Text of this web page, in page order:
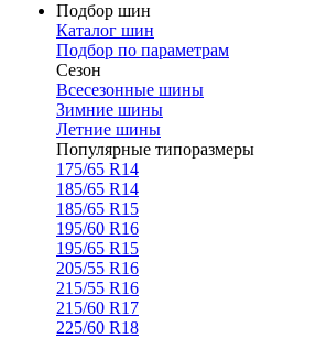
Подбор шин
Каталог шин
Подбор по параметрам
Сезон
Всесезонные шины
Зимние шины
Летние шины
Популярные типоразмеры
175/65 R14
185/65 R14
185/65 R15
195/60 R16
195/65 R15
205/55 R16
215/55 R16
215/60 R17
225/60 R18